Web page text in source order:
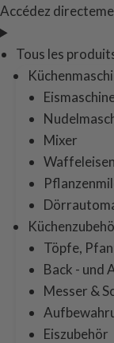
Accédez
Tous les
Mixer
Waffeleisen
Töpfe,
Back - und
Messer &
Eiszubehör